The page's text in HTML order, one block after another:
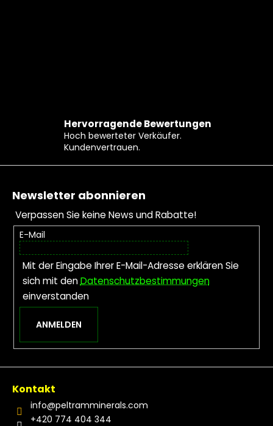
Hervorragende Bewertungen
Hoch bewerteter Verkäufer.
Kundenvertrauen.
Fußzeile
Newsletter abonnieren
Verpassen Sie keine News und Rabatte!
E-Mail
Mit der Eingabe Ihrer E-Mail-Adresse erklären Sie
sich mit denDatenschutzbestimmungen
einverstanden
ANMELDEN
Kontakt
info@peltramminerals.com
+420 774 404 344